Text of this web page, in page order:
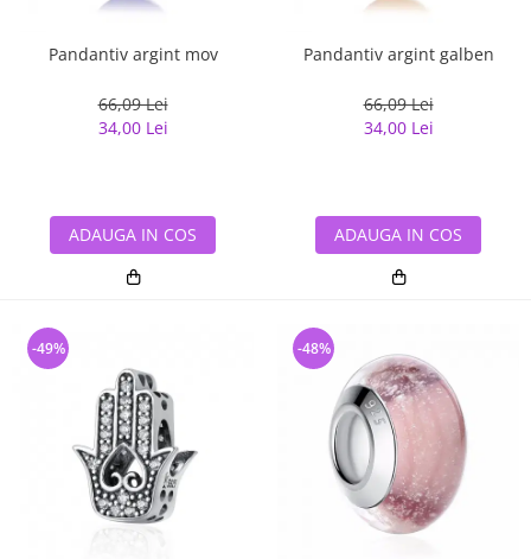
Pandantiv argint mov
66,09 Lei
34,00 Lei
ADAUGA IN COS
Pandantiv argint galben
66,09 Lei
34,00 Lei
ADAUGA IN COS
-49% -48%